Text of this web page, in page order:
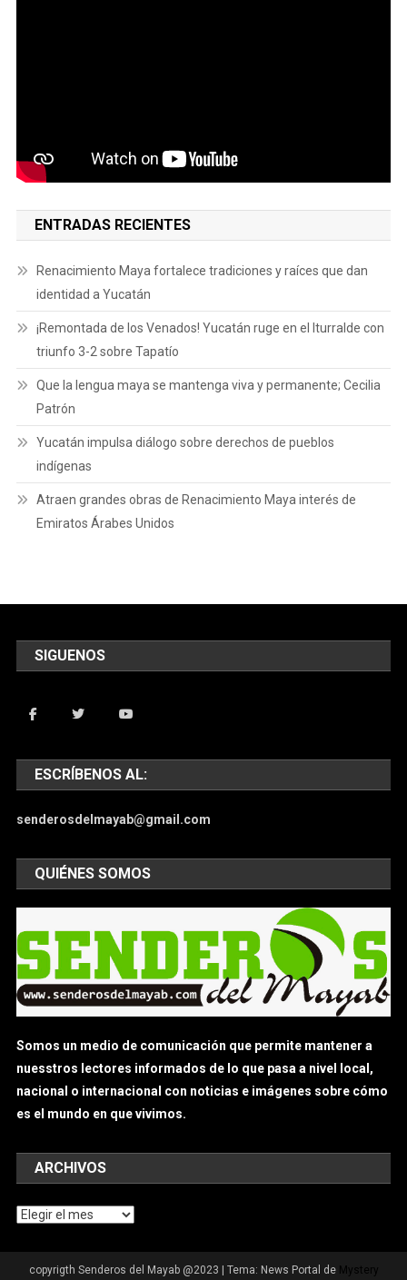
ENTRADAS RECIENTES
Renacimiento Maya fortalece tradiciones y raíces que dan
identidad a Yucatán
¡Remontada de los Venados! Yucatán ruge en el Iturralde con
triunfo 3-2 sobre Tapatío
Que la lengua maya se mantenga viva y permanente; Cecilia
Patrón
Yucatán impulsa diálogo sobre derechos de pueblos
indígenas
Atraen grandes obras de Renacimiento Maya interés de
Emiratos Árabes Unidos
SIGUENOS
ESCRÍBENOS AL:
senderosdelmayab@gmail.com
QUIÉNES SOMOS
Somos un medio de comunicación que permite mantener a
nuesstros lectores informados de lo que pasa a nivel local,
nacional o internacional con noticias e imágenes sobre cómo
es el mundo en que vivimos.
ARCHIVOS
Archivos
copyrigth Senderos del Mayab @2023 Tema: News Portal de Mystery